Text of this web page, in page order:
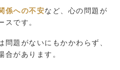
係への不安など、心の問題が
スです。
題がないにもかかわらず、
合があります。